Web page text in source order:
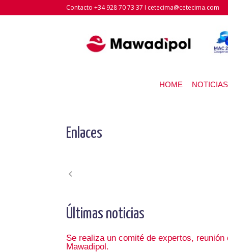
Contacto +34 928 70 73 37 I cetecima@cetecima.com
HOME NOTICIAS
Enlaces
Últimas noticias
Se realiza un comité de expertos,
Mawadipol.